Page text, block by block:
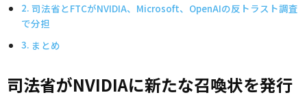
司法省とFTCがNVIDIA、Microsoft、OpenAIの反トラスト調査
で分担
まとめ
司法省がNVIDIAに新たな召喚状を発行